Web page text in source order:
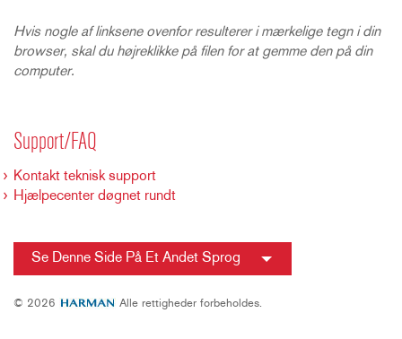
Hvis nogle af linksene ovenfor resulterer i mærkelige tegn i din
browser, skal du højreklikke på filen for at gemme den på din
computer.
Support/FAQ
Kontakt teknisk support
Hjælpecenter døgnet rundt
Se Denne Side På Et Andet Sprog
© 2026 Alle rettigheder forbeholdes.